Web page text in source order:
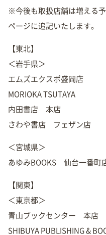
※今後も取扱店舗は増える
ページに追記いたします。
【東北】
＜岩手県＞
エムズエクスポ盛岡店
MORIOKA TSUTAYA
内田書店 本店
さわや書店 フェザン店
＜宮城県＞
あゆみBOOKS 仙台一番町
【関東】
＜東京都＞
青山ブックセンター 本店
SHIBUYA PUBLISHING &